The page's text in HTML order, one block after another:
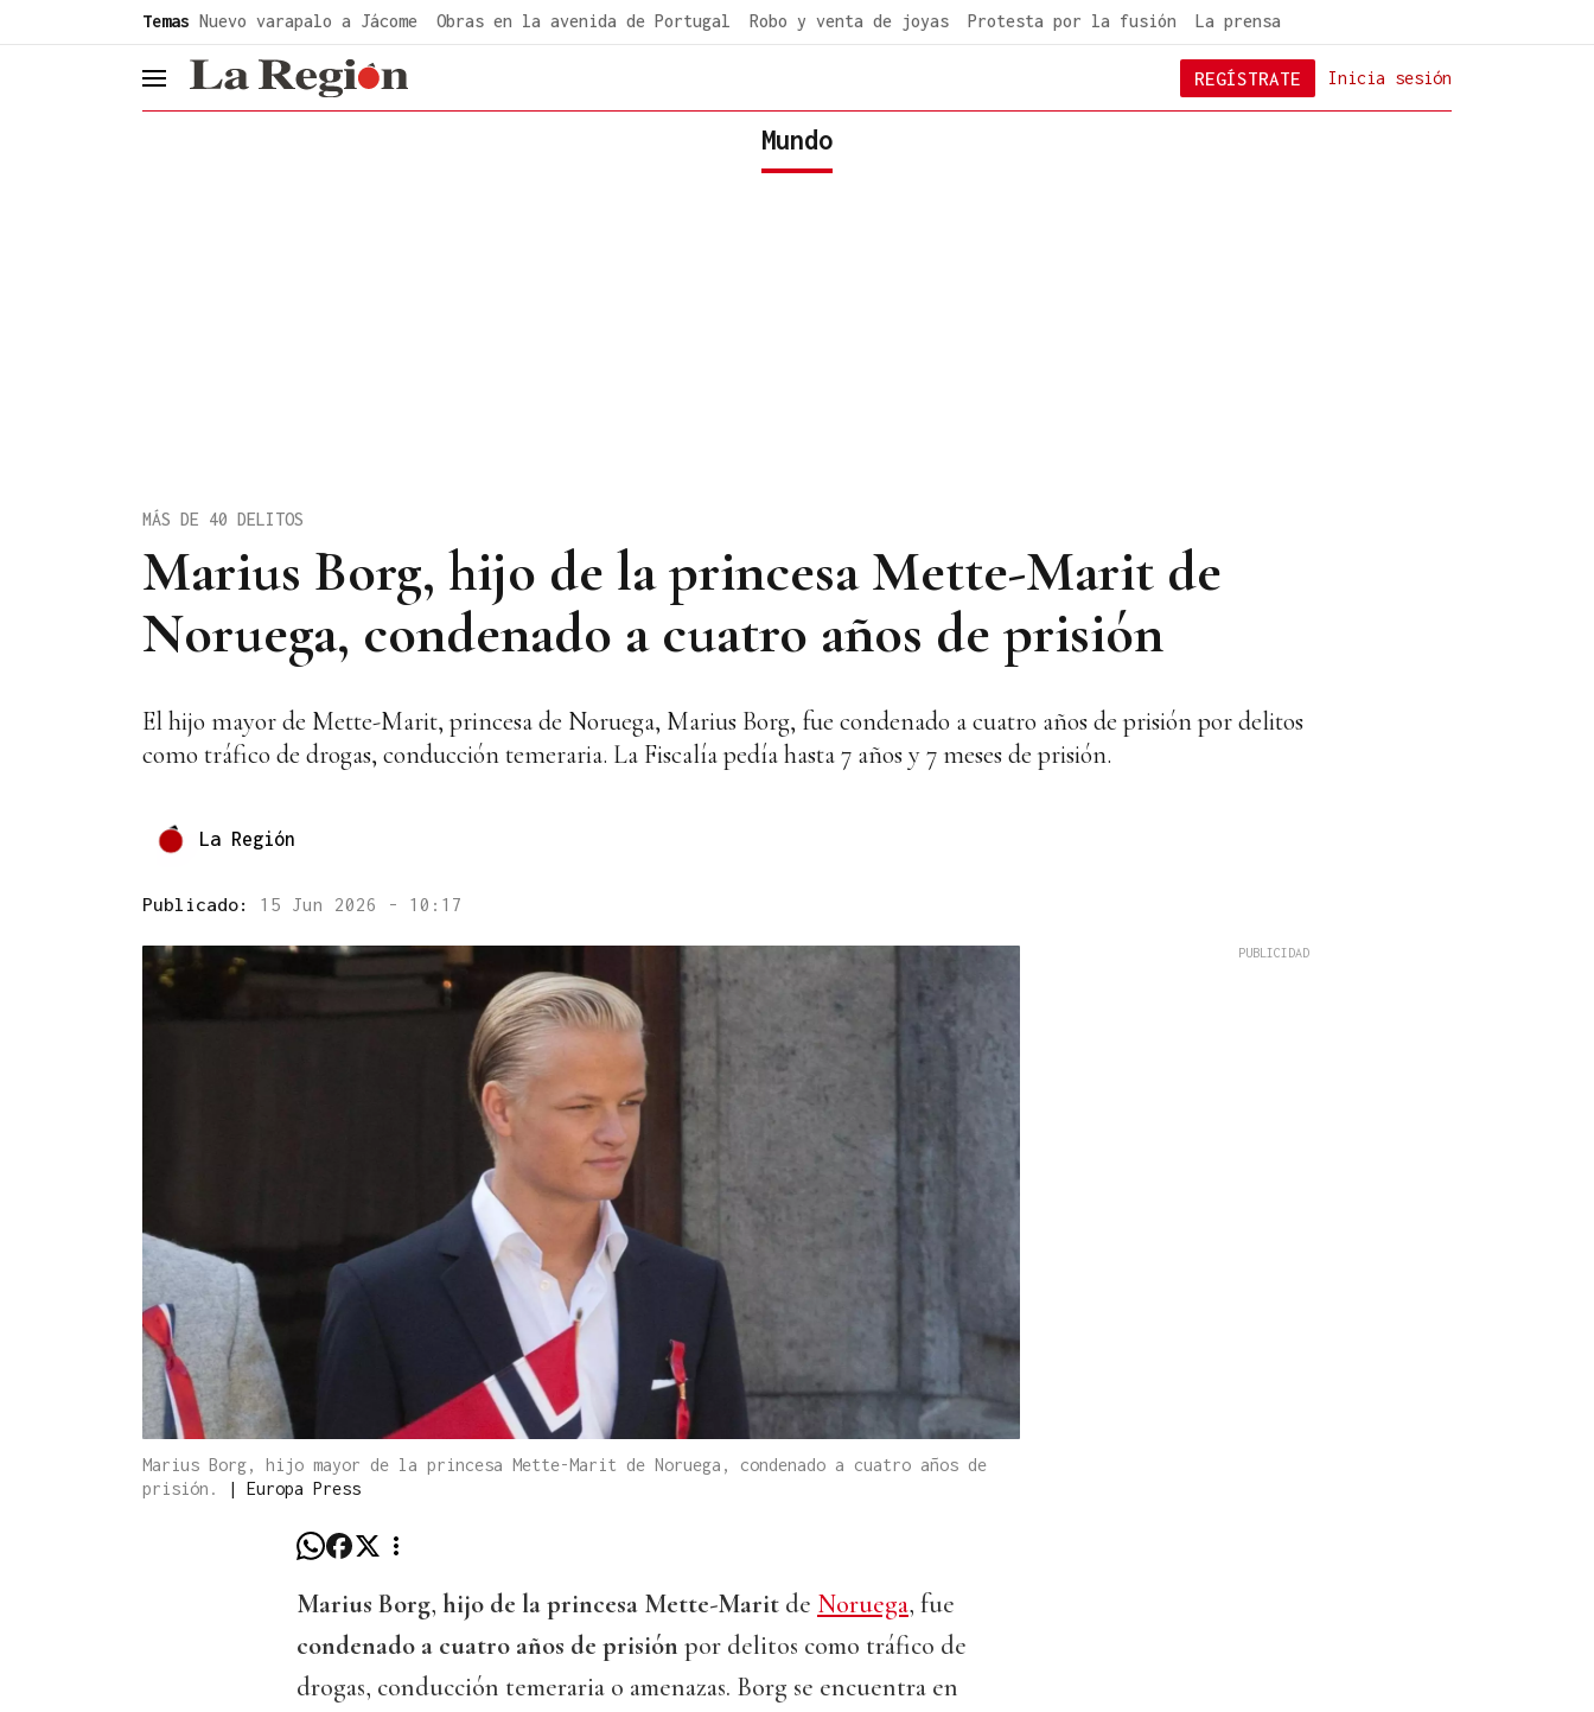
Temas Nuevo varapalo a Jácome Obras en la avenida de Portugal Robo y venta de joyas Protesta por la fusión La prensa
header.menu.open Inicia sesión
REGÍSTRATE
Mundo
Marius Borg, hijo de la princesa Mette-Marit de
Noruega, condenado a cuatro años de prisión
MÁS DE 40 DELITOS
El hijo mayor de Mette-Marit, princesa de Noruega, Marius Borg, fue condenado a cuatro años de prisión por delitos
como tráfico de drogas, conducción temeraria. La Fiscalía pedía hasta 7 años y 7 meses de prisión.
La Región
Publicado: 15 Jun 2026 - 10:17
Marius Borg, hijo mayor de la princesa Mette-Marit de Noruega, condenado a cuatro años de
prisión.
| Europa Press
Marius Borg, hijo de la princesa Mette-Marit de Noruega, fue
condenado a cuatro años de prisión por delitos como tráfico de
drogas, conducción temeraria o amenazas. Borg se encuentra en